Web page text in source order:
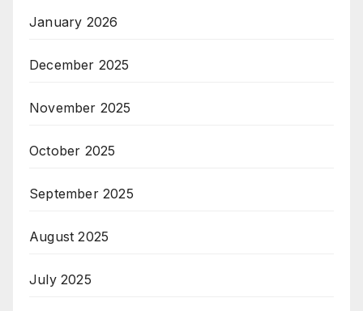
January 2026
December 2025
November 2025
October 2025
September 2025
August 2025
July 2025